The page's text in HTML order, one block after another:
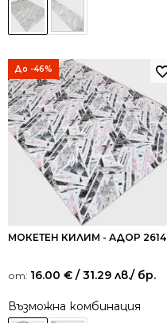
До -46%
МОКЕТЕН КИЛИМ - АДОР 2614
от: 16.00 € / 31.29 лв./ бр.
Възможна комбинация